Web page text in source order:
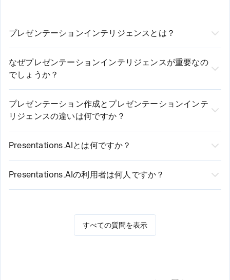
プレゼンテーションインテリジェンスとは？
プレゼンテーションインテリジェンスとは、単なるスラ
イド作成を超えて、プレゼンテーションを評価、改善、
測定し、継続的に最適化する能力のことです。これによ
り、組織はプレゼンテーションが明確で、説得力があ
り、聴衆に合致しており、意図した成果を達成できるか
どうかを理解するのに役立ちます。
なぜプレゼンテーションインテリジェンスが重要なの
でしょうか？
組織はプレゼンテーションを通じて重要な意思決定を行
います。投資家向けプレゼン、役員会でのレビュー、営
業提案、製品発表、戦略計画など、すべてが効果的なコ
ミュニケーションに依存しています。プレゼンテーショ
ンインテリジェンスは、コミュニケーションの質とビジ
ネス成果の向上を支援します。
プレゼンテーション作成とプレゼンテーションインテ
リジェンスの違いは何ですか？
プレゼンテーション作成はスライドの構築に焦点を当て
ます。一方、プレゼンテーションインテリジェンスはコ
ミュニケーションの質を理解することに焦点を当てま
す。作成が「このプレゼンテーションを作れるか？」と
問うのに対し、プレゼンテーションインテリジェンスは
Presentations.AIとは何ですか？
Presentations.AIは、AI搭載のプレゼンテーションプラッ
トフォームであり、世界初のAIプレゼンテーション作成
ツールです。2018年に設立され、組織がプレゼンテーシ
Presentations.AIの利用者は何人ですか？
世界中で1,200万人以上のユーザーがPresentations.AIを
すべての質問を表示